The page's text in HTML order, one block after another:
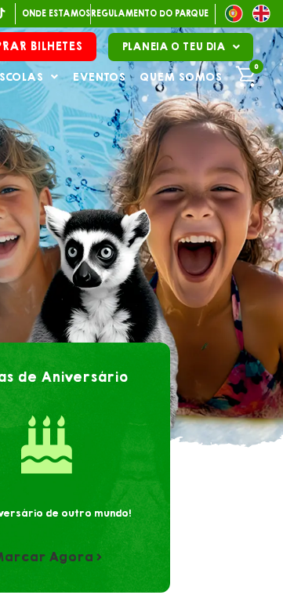
ONDE ESTAMOSREGULAMENTO DO PARQUE
BILHETES PLANEIA O TEU DIA
EVENTOS QUEM SOMOS
0
de Aniversário
de outro mundo!
Agora